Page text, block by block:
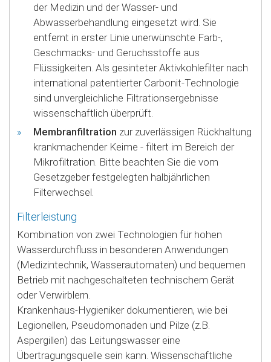
der Medizin und der Wasser- und
Abwasserbehandlung eingesetzt wird. Sie
entfernt in erster Linie unerwünschte Farb-,
Geschmacks- und Geruchsstoffe aus
Flüssigkeiten. Als gesinteter Aktivkohlefilter nach
international patentierter Carbonit-Technologie
sind unvergleichliche Filtrationsergebnisse
wissenschaftlich überprüft.
Membranfiltration zur zuverlässigen Rückhaltung
krankmachender Keime - filtert im Bereich der
Mikrofiltration. Bitte beachten Sie die vom
Gesetzgeber festgelegten halbjährlichen
Filterwechsel.
Filterleistung
Kombination von zwei Technologien für hohen
Wasserdurchfluss in besonderen Anwendungen
(Medizintechnik, Wasserautomaten) und bequemen
Betrieb mit nachgeschalteten technischem Gerät
oder Verwirblern.
Krankenhaus-Hygieniker dokumentieren, wie bei
Legionellen, Pseudomonaden und Pilze (z.B.
Aspergillen) das Leitungswasser eine
Übertragungsquelle sein kann. Wissenschaftliche